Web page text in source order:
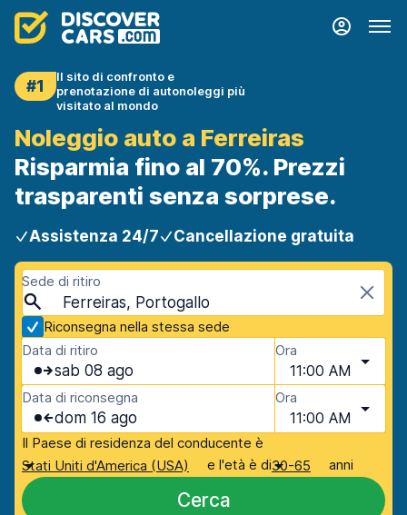
#1
Il sito di confronto e
prenotazione di autonoleggi più
visitato al mondo
Noleggio auto a Ferreiras
Risparmia fino al 70%. Prezzi
trasparenti senza sorprese.
Assistenza 24/7 Cancellazione gratuita
Sede di ritiro
Ferreiras, Portogallo
Riconsegna nella stessa sede
Data di ritiro
sab 08 ago
Ora
11:00 AM
Data di riconsegna
dom 16 ago
Ora
11:00 AM
Il Paese di residenza del conducente è
Stati Uniti d'America (USA)
e l'età è di30-65 anni
Cerca